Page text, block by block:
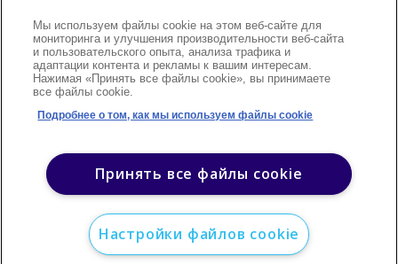
Политика конфиденциальностиTrademarks
Защита авторских правУсловияModern Slavery Statement
Мы используем файлы cookie на этом веб-сайте для
мониторинга и улучшения производительности веб-сайта
и пользовательского опыта, анализа трафика и
адаптации контента и рекламы к вашим интересам.
Нажимая «Принять все файлы cookie», вы принимаете
все файлы cookie.
Подробнее о том, как мы используем файлы cookie
Принять все файлы cookie
Настройки файлов cookie